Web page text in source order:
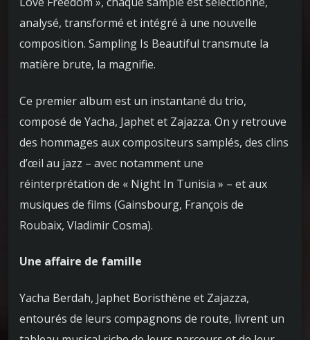
analysé, transformé et intégré à une nouvelle
composition. Sampling Is Beautiful transmute la
matière brute, la magnifie.
Ce premier album est un instantané du trio,
composé de Yacha, Japhet et Zajazza. On y retrouve
des hommages aux compositeurs samplés, des clins
d’œil au jazz – avec notamment une
réinterprétation de « Night In Tunisia » – et aux
musiques de films (Gainsbourg, François de
Roubaix, Vladimir Cosma).
Une affaire de famille
Yacha Berdah, Japhet Boristhène et Zajazza,
entourés de leurs compagnons de route, livrent un